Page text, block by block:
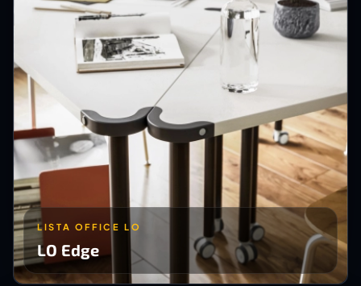
LISTA OFFICE LO
LO Edge